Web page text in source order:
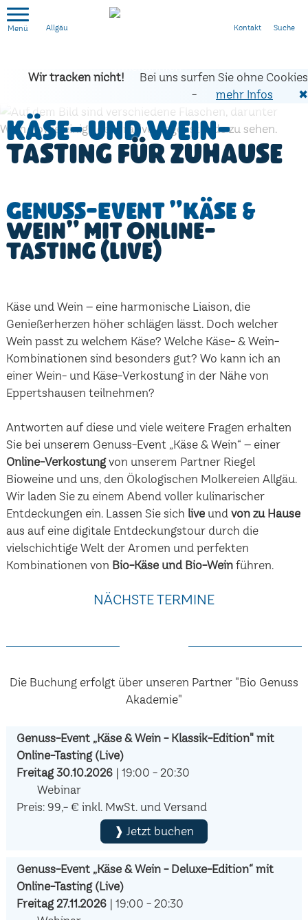
Allgäu
Wir tracken nicht!
Bei uns surfen Sie ohne Cookies
-
mehr Infos ✖
Käse- und Wein-
Tasting für zuhause
Genuss-Event "Käse &
Wein" mit Online-
Tasting (live)
Käse und Wein – eine harmonische Liaison, die
Genießerherzen höher schlägen lässt. Doch welcher
Wein passt zu welchem Käse? Welche Käse- & Wein-
Kombinationen sind besonders gut? Wo kann ich an
einer Wein- und Käse-Verkostung in der Nähe von
Eppertshausen teilnehmen?
Antworten auf diese und viele weitere Fragen erhalten
Sie bei unserem Genuss-Event „Käse & Wein“ – einer
Online-Verkostungvon unserem Partner Riegel
Bioweine und uns, den Ökologischen Molkereien Allgäu.
Wir laden Sie zu einem Abend voller kulinarischer
Entdeckungen ein. Lassen Sie sich live und von zu Hause
aus auf eine digitale Entdeckungstour durch die
vielschichtige Welt der Aromen und perfekten
Kombinationen von Bio-Käse und Bio-Weinführen.
NÄCHSTE TERMINE
Die Buchung erfolgt über unseren Partner "Bio Genuss
Akademie"
Genuss-Event „Käse & Wein - Klassik-Edition" mit
Online-Tasting (Live)
Freitag 30.10.2026| 19:00 - 20:30
Webinar
Preis: 99,- € inkl. MwSt. und Versand
❱ Jetzt buchen
Genuss-Event „Käse & Wein - Deluxe-Edition“ mit
Online-Tasting (Live)
Freitag 27.11.2026| 19:00 - 20:30